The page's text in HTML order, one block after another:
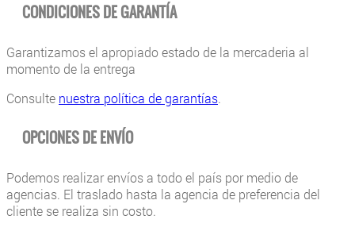
CONDICIONES DE GARANTÍA
Garantizamos el apropiado estado de la mercaderia al
momento de la entrega
Consulte nuestra política de garantías.
OPCIONES DE ENVÍO
Podemos realizar envíos a todo el país por medio de
agencias. El traslado hasta la agencia de preferencia del
cliente se realiza sin costo.